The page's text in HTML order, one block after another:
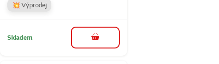
💥 Výprodej
Skladem do košíku